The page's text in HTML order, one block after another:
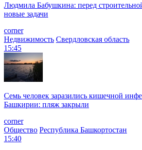
Людмила Бабушкина: перед
новые задачи
corner
Недвижимость Свердловская область
15:45
Семь человек заразились кишечной
Башкирии: пляж закрыли
corner
Общество Республика Башкортостан
15:40